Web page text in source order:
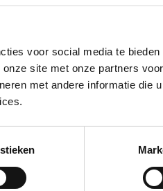
voor social media te bieden
site met onze partners
met andere informatie die